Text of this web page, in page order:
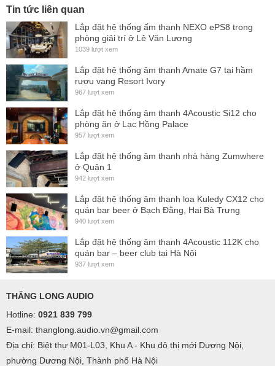
Tin tức liên quan
Lắp đặt hệ thống ấm thanh NEXO ePS8 trong
phòng giải trí ở Lê Văn Lương
1039 lượt xem
Lắp đặt hệ thống âm thanh Amate G7 tại hầm
rượu vang Resort Ivory
967 lượt xem
Lắp đặt hệ thống âm thanh 4Acoustic Si12 cho
phòng ăn ở Lạc Hồng Palace
957 lượt xem
Lắp đặt hệ thống âm thanh nhà hàng Zumwhere
ở Quận 1
942 lượt xem
Lắp đặt hệ thống âm thanh loa Kuledy CX12 cho
quán bar beer ở Bạch Đằng, Hai Bà Trưng
940 lượt xem
Lắp đặt hệ thống âm thanh 4Acoustic 112K cho
quán bar – beer club tại Hà Nội
937 lượt xem
THĂNG LONG AUDIO
Hotline: 0921 839 799
E-mail: thanglong.audio.vn@gmail.com
Địa chỉ: Biệt thự M01-L03, Khu A - Khu đô thị mới Dương Nội,
phường Dương Nội, Thành phố Hà Nội